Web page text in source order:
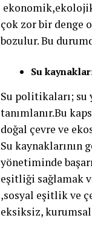
çok zor bir denge
bozulur. Bu
Su
Su politikaları;
tanımlanır.Bu
doğal çevre ve
Su
yönetiminde
eşitliği sağlamak
,sosyal eşitlik ve
eksiksiz,